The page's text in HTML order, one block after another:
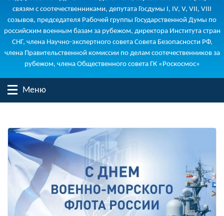
связям с соотечественниками, депутата Госдумы I, IV, V, VII, VIII
созывов, председателя Рабочей группы Государственной Думы по
российским военным базам за рубежом, директора Института стран
СНГ, члена Научно-экспертного совета Совета Безопасности РФ,
члена Правительственной комиссии по делам соотечественников за
рубежом, члена Общественного совета ГК «Роскосмос»
Меню